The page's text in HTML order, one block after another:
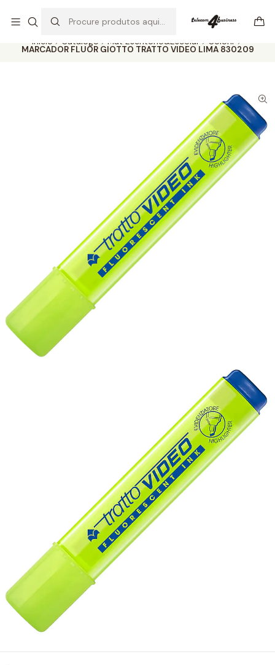
Ler mais
Início Catálogo Mat Escritório&Escolar Colorir
MARCADOR FLUOR GIOTTO TRATTO VIDEO LIMA 830209